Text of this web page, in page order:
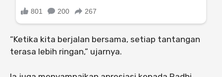
“Ketika kita berjalan bersama, setiap tantangan
terasa lebih ringan,” ujarnya.